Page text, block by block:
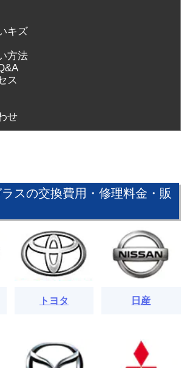
キズ
方法
ス
せ
スの交換費用・修理料金・販
トヨタ 日産